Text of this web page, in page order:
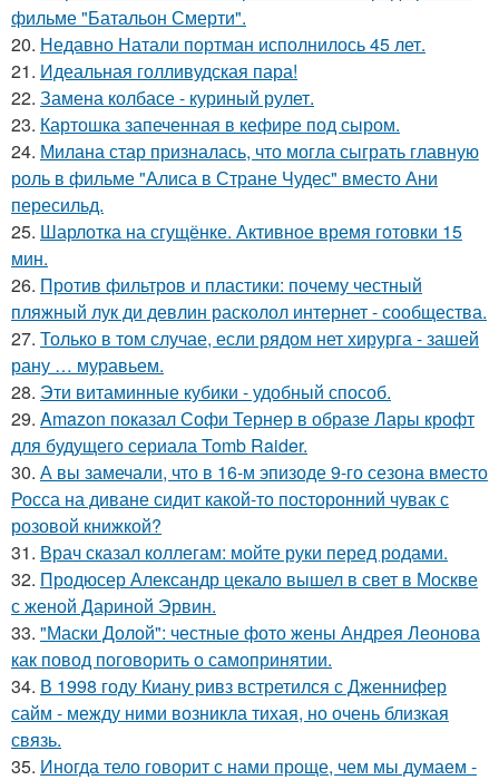
фильме "Батальон Смерти".
20. Недавно Натали портман исполнилось 45 лет.
21. Идеальная голливудская пара!
22. Замена колбасе - куриный рулет.
23. Картошка запеченная в кефире под сыром.
24. Милана стар призналась, что могла сыграть главную
роль в фильме "Алиса в Стране Чудес" вместо Ани
пересильд.
25. Шарлотка на сгущёнке. Активное время готовки 15
мин.
26. Против фильтров и пластики: почему честный
пляжный лук ди девлин расколол интернет - сообщества.
27. Только в том случае, если рядом нет хирурга - зашей
рану … муравьем.
28. Эти витаминные кубики - удобный способ.
29. Amazon показал Софи Тернер в образе Лары крофт
для будущего сериала Tomb Raider.
30. А вы замечали, что в 16-м эпизоде 9-го сезона вместо
Росса на диване сидит какой-то посторонний чувак с
розовой книжкой?
31. Врач сказал коллегам: мойте руки перед родами.
32. Продюсер Александр цекало вышел в свет в Москве
с женой Дариной Эрвин.
33. "Маски Долой": честные фото жены Андрея Леонова
как повод поговорить о самопринятии.
34. В 1998 году Киану ривз встретился с Дженнифер
сайм - между ними возникла тихая, но очень близкая
связь.
35. Иногда тело говорит с нами проще, чем мы думаем -